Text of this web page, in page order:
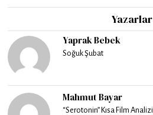
Yazarlar
Yaprak Bebek
Soğuk Şubat
Mahmut Bayar
“Serotonin” Kısa Film Analizi